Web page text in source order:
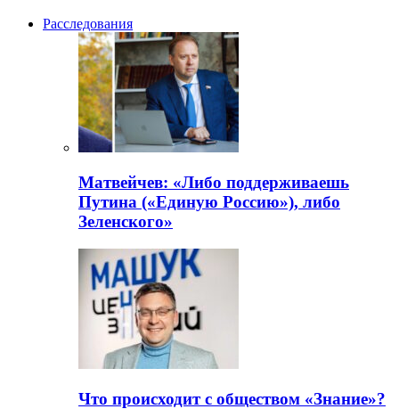
Расследования
Матвейчев: «Либо поддерживаешь
Путина («Единую Россию»), либо
Зеленского»
Что происходит с обществом «Знание»?